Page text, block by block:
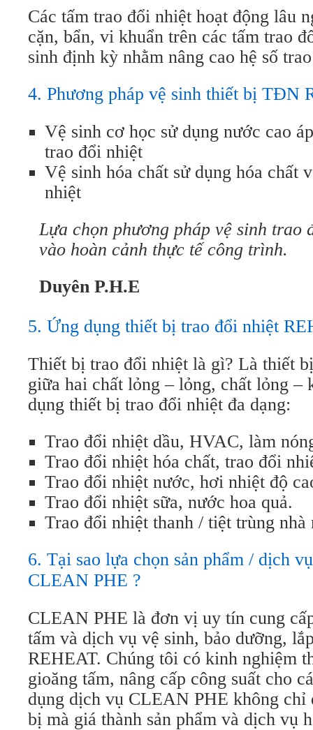
Các tấm trao đổi nhiệt hoạt động lâu
cặn, bẩn, vi khuẩn trên các tấm trao
sinh định kỳ nhằm nâng cao hệ số
4. Phương pháp vệ sinh thiết bị TĐN
Vệ sinh cơ học sử dụng nước cao
trao đổi nhiệt
Vệ sinh hóa chất sử dụng hóa chất
nhiệt
Lựa chọn phương pháp vệ sinh trao
vào hoàn cảnh thực tế công trình.
Duyên P.H.E
5. Ứng dụng thiết bị trao đổi nhiệt
Thiết bị trao đổi nhiệt là gì? Là thiết
giữa hai chất lỏng – lỏng, chất lỏng –
dụng thiết bị trao đổi nhiệt đa dạng:
Trao đổi nhiệt dầu, HVAC, làm
Trao đổi nhiệt hóa chất, trao đổi
Trao đổi nhiệt nước, hơi nhiệt độ
Trao đổi nhiệt sữa, nước hoa quả.
Trao đổi nhiệt thanh / tiệt trùng nhà
6. Tại sao lựa chọn sản phẩm / dịch
CLEAN PHE ?
CLEAN PHE là đơn vị uy tín cung
tấm và dịch vụ vệ sinh, bảo dưỡng,
REHEAT. Chúng tôi có kinh nghiệm
gioăng tấm, nâng cấp công suất cho
dụng dịch vụ CLEAN PHE không chỉ
bị mà giá thành sản phẩm và dịch vụ